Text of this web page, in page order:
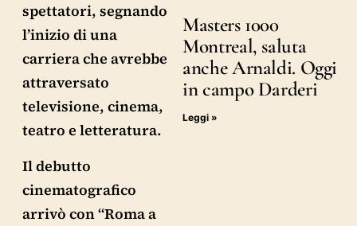
spettatori, segnando
l’inizio di una
carriera che avrebbe
attraversato
televisione, cinema,
teatro e letteratura.
Il debutto
cinematografico
arrivò con “Roma a
Masters 1000
Montreal, saluta
anche Arnaldi. Oggi
in campo Darderi
Leggi »